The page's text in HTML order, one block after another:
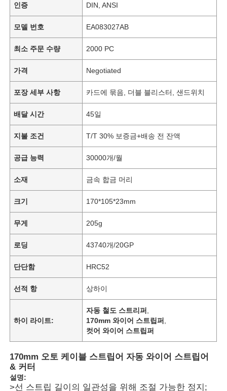
인증 DIN, ANSI
모델 번호 EA083027AB
최소 주문 수량 2000 PC
가격 Negotiated
포장 세부 사항 카드에 묶음, 더블 블리스터, 샌드위치
배달 시간 45일
지불 조건 T/T 30% 보증금+배송 전 잔액
공급 능력 30000개/월
소재 금속 합금 머리
크기 170*105*23mm
무게 205g
로딩 43740개/20GP
단단함 HRC52
선적 항 상하이
하이 라이트:
자동 철도 스트리퍼
170mm 와이어 스트립퍼
컷어 와이어 스트립퍼
170mm 오토 케이블 스트립어 자동 와이어 스트립어
& 커터
설명:
>선 스트립 길이의 일관성을 위해 조절 가능한 정지;